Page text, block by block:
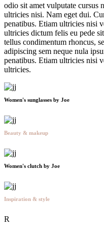
odio sit amet vulputate cursus
ultricies nisi. Nam eget dui.
penatibus. Etiam ultricies nisi
ultricies dictum felis eu pede
tellus condimentum rhoncus,
adipiscing sem neque nula
penatibus. Etiam ultricies nisi
ultricies.
Women's sunglasses by Joe
Beauty & makeup
Women's clutch by Joe
Inspiration & style
R